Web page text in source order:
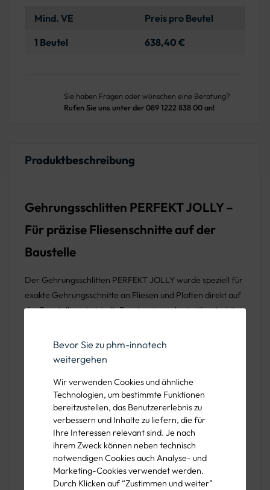
Bevor Sie zu phm-innotech
weitergehen
Wir verwenden Cookies und ähnliche
Technologien, um bestimmte Funktionen
bereitzustellen, das Benutzererlebnis zu
verbessern und Inhalte zu liefern, die für
Ihre Interessen relevant sind. Je nach
ihrem Zweck können neben technisch
notwendigen Cookies auch Analyse- und
Marketing-Cookies verwendet werden.
Durch Klicken auf “Zustimmen und weiter”
Mind. VE
Preis pro Beutel
1 Beutel
638,40 €
Sie haben Fragen oder wünschen eine Beratung?
Rufen Sie uns unter der 089 1222 838 00 an!
Produktbeschreibung
Gehrungsschlitten PERFEKT JOLLY –
Für präzise Fliesenschnitte auf der
Baustelle
Der Gehrungsschlitten PERFEKT JOLLY wurde speziell für
exakte Gehrungsschnitte an Fliesen und Platten direkt auf
der Baustelle entwickelt. Durch seine robuste Konstruktion
professionellen Einsatz im Baugewerbe. Mit diesem
Werkzeug lassen sich Fliesen in einem Schnittwinkel von
Dank der integrierten Polyethylen-Pads gleitet der starre
Führungsschlitten leicht und mühelos auf der Fliese. Das
sorgt nicht nur für eine hohe Schnittgenauigkeit, sondern
auch für eine komfortable Bedienung. Zudem unterstützt
die integrierte Absaugvorrichtung in der
Scheibenabdeckung eine saubere Arbeitsumgebung,
indem sie entstehenden Staub effizient entfernt.